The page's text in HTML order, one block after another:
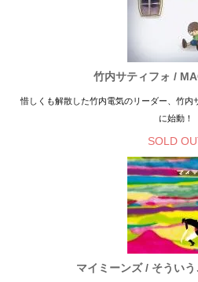
竹内サティフォ /
惜しくも解散した竹内電気のリーダー、竹内
に始動！
SOLD
マイミーンズ / そうい